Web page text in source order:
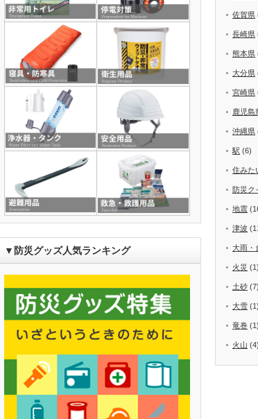
▼防災グッズ人気ランキング
佐賀県
長崎県
熊本県
大分県
宮崎県
鹿児島
沖縄県
駅 (6)
住みた
防災ク
地震
津波
大雨・
火災 (1)
土砂 (7)
大雪 (1)
竜巻 (1)
火山 (4)